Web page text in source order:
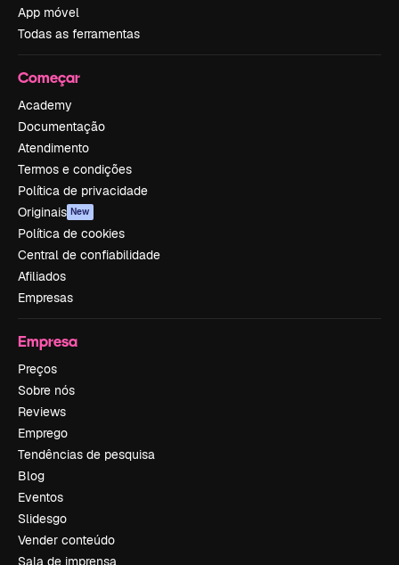
App móvel
Todas as ferramentas
Começar
Academy
Documentação
Atendimento
Termos e condições
Política de privacidade
Originais New
Política de cookies
Central de confiabilidade
Afiliados
Empresas
Empresa
Preços
Sobre nós
Reviews
Emprego
Tendências de pesquisa
Blog
Eventos
Slidesgo
Vender conteúdo
Sala de imprensa